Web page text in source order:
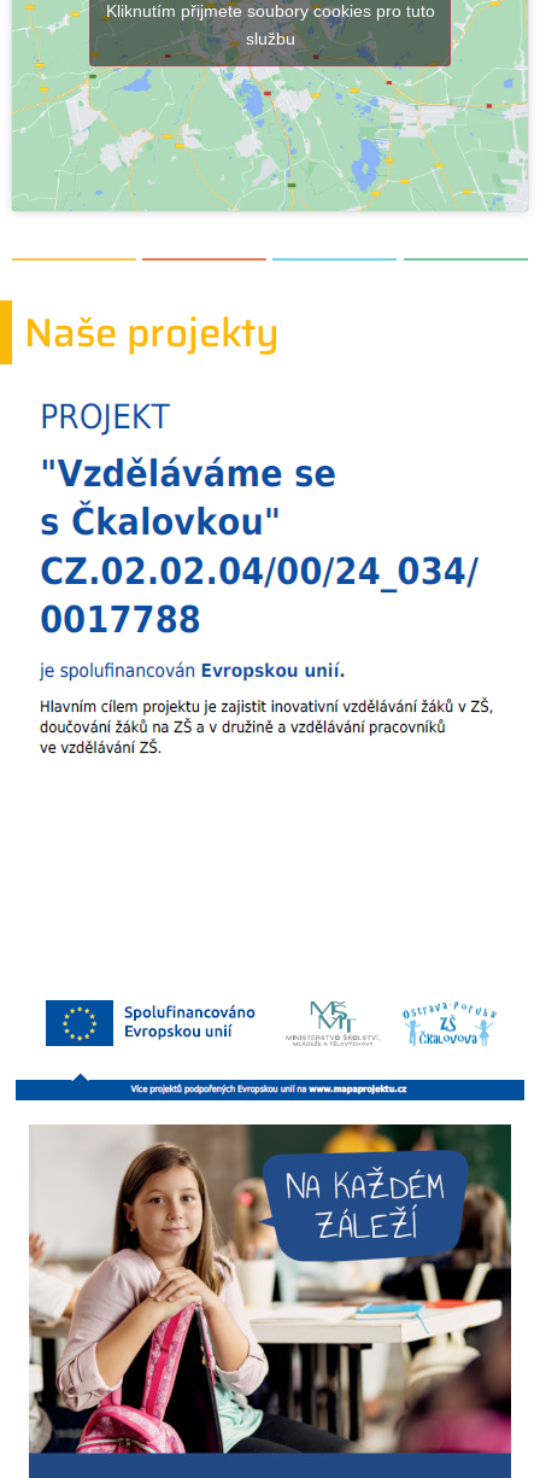
Kliknutím přijmete soubory cookies pro tuto
službu
Naše projekty